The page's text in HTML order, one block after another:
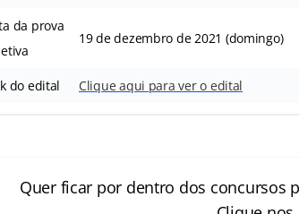
da prova
19 de dezembro de 2021 (domingo)
do edital Clique aqui para ver o edital
Quer ficar por dentro dos concursos